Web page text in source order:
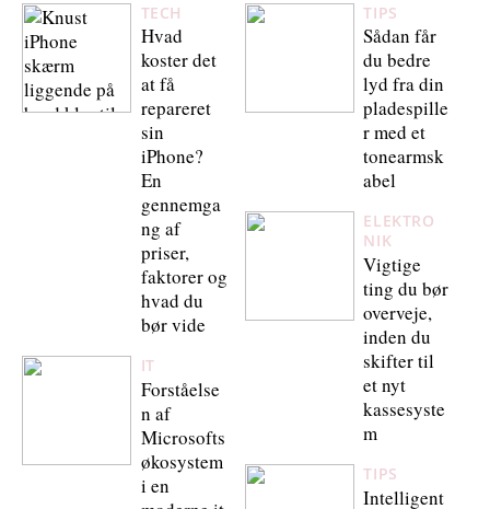
TECH
Hvad
koster det
at få
repareret
sin
iPhone?
En
gennemga
ng af
priser,
faktorer og
hvad du
bør vide
IT
Forståelse
n af
Microsofts
økosystem
i en
TIPS
Sådan får
du bedre
lyd fra din
pladespille
r med et
tonearmsk
abel
ELEKTRO
NIK
Vigtige
ting du bør
overveje,
inden du
skifter til
et nyt
kassesyste
m
TIPS
Intelligent